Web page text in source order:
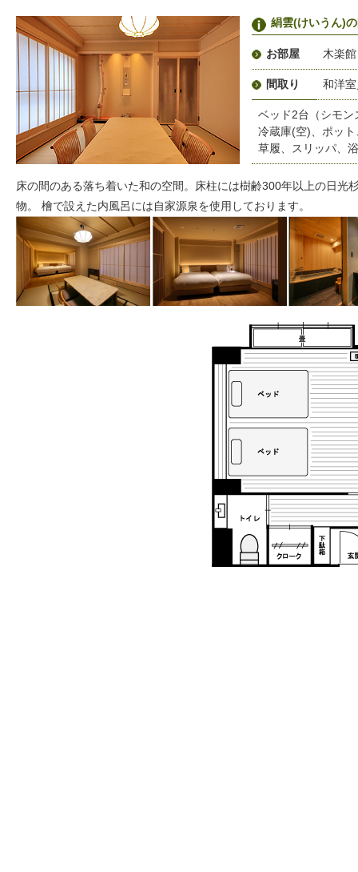
絹雲(けいうん)
お部屋 木楽
間取り 和洋
ベッド2台（シモ
冷蔵庫(空)、ポッ
草履、スリッパ、
床の間のある落ち着いた和の空間。床柱には樹齢300年以上の日
物。 檜で設えた内風呂には自家源泉を使用しております。